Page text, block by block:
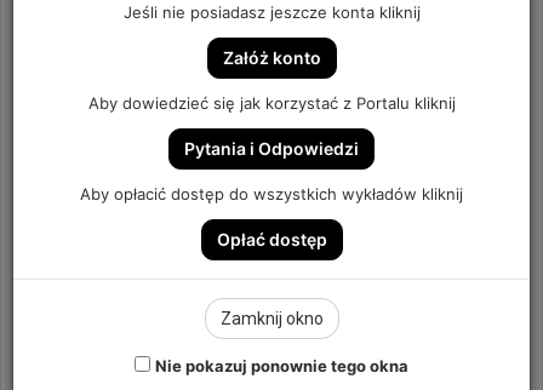
Jeśli nie posiadasz jeszcze konta kliknij
Załóż konto
Aby dowiedzieć się jak korzystać z Portalu kliknij
Pytania i Odpowiedzi
Aby opłacić dostęp do wszystkich wykładów kliknij
Opłać dostęp
Zamknij okno
Nie pokazuj ponownie tego okna